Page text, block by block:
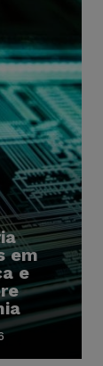
em
e